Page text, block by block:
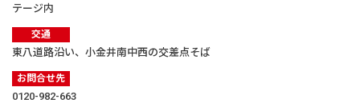
テージ内
交通
東八道路沿い、小金井南中西の交差点そば
お問合せ先
0120-982-663